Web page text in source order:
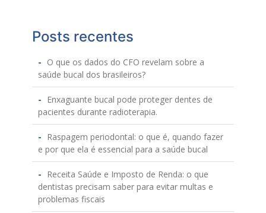
Posts recentes
O que os dados do CFO revelam sobre a
saúde bucal dos brasileiros?
Enxaguante bucal pode proteger dentes de
pacientes durante radioterapia.
Raspagem periodontal: o que é, quando fazer
e por que ela é essencial para a saúde bucal
Receita Saúde e Imposto de Renda: o que
dentistas precisam saber para evitar multas e
problemas fiscais